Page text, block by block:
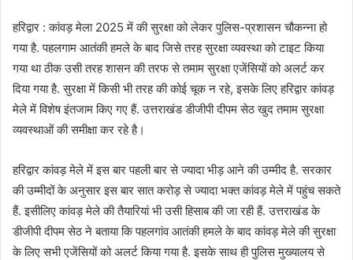
हरिद्वार : कांवड़ मेला 2025 में की सुरक्षा को लेकर पुलिस-प्रशासन चौकन्ना हो
गया है. पहलगाम आतंकी हमले के बाद जिसे तरह सुरक्षा व्यवस्था को टाइट किया
गया था ठीक उसी तरह शासन की तरफ से तमाम सुरक्षा एजेंसियों को अलर्ट कर
दिया गया है. सुरक्षा में किसी भी तरह की कोई चूक न रहे, इसके लिए हरिद्वार कांवड़
मेले में विशेष इंतजाम किए गए हैं. उत्तराखंड डीजीपी दीपम सेठ खुद तमाम सुरक्षा
व्यवस्थाओं की समीक्षा कर रहे है।
हरिद्वार कांवड़ मेले में इस बार पहली बार से ज्यादा भीड़ आने की उम्मीद है. सरकार
की उम्मीदों के अनुसार इस बार सात करोड़ से ज्यादा भक्त कांवड़ मेले में पहुंच सकते
हैं. इसीलिए कांवड़ मेले की तैयारियां भी उसी हिसाब की जा रही हैं. उत्तराखंड के
डीजीपी दीपम सेठ ने बताया कि पहलगांव आतंकी हमले के बाद कांवड़ मेले की सुरक्षा
के लिए सभी एजेंसियों को अलर्ट किया गया है. इसके साथ ही पुलिस मुख्यालय से